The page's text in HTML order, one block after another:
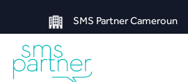
SMS Partner Cameroun